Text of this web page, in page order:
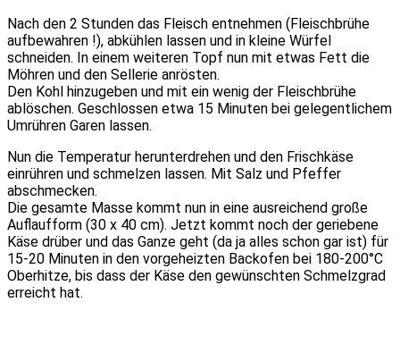
Nach den 2 Stunden das Fleisch entnehmen (Fleischbrühe
aufbewahren !), abkühlen lassen und in kleine Würfel
schneiden. In einem weiteren Topf nun mit etwas Fett die
Möhren und den Sellerie anrösten.
Den Kohl hinzugeben und mit ein wenig der Fleischbrühe
ablöschen. Geschlossen etwa 15 Minuten bei gelegentlichem
Umrühren Garen lassen.
Nun die Temperatur herunterdrehen und den Frischkäse
einrühren und schmelzen lassen. Mit Salz und Pfeffer
abschmecken.
Die gesamte Masse kommt nun in eine ausreichend große
Auflaufform (30 x 40 cm). Jetzt kommt noch der geriebene
Käse drüber und das Ganze geht (da ja alles schon gar ist) für
15-20 Minuten in den vorgeheizten Backofen bei 180-200°C
Oberhitze, bis dass der Käse den gewünschten Schmelzgrad
erreicht hat.